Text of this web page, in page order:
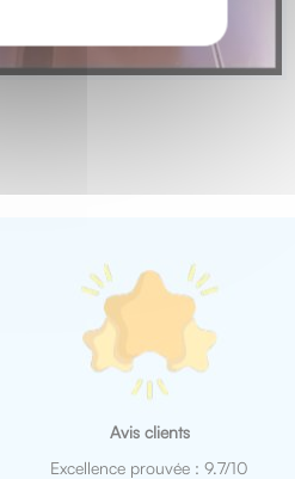
Avis clients
Excellence prouvée : 9.7/10